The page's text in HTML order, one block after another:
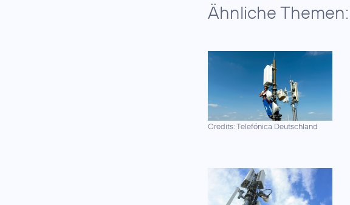
Ähnliche Themen:
Credits: Telefónica Deutschland